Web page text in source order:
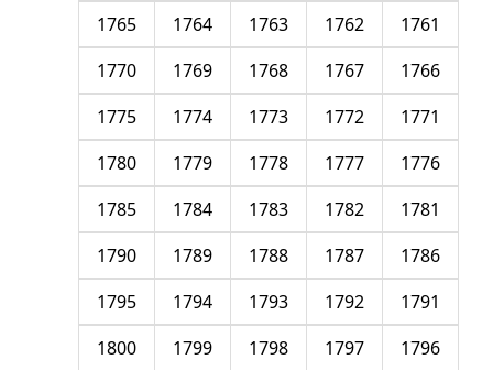
1761
1762
1763
1764
1765
1766
1767
1768
1769
1770
1771
1772
1773
1774
1775
1776
1777
1778
1779
1780
1781
1782
1783
1784
1785
1786
1787
1788
1789
1790
1791
1792
1793
1794
1795
1796
1797
1798
1799
1800